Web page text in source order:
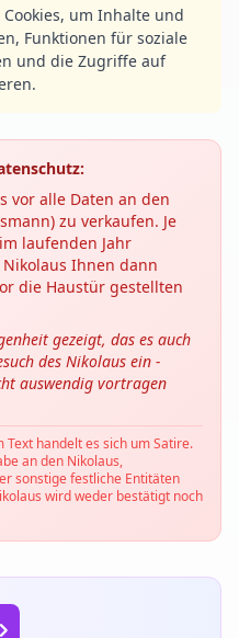
um Inhalte und
Funktionen für soziale
und die Zugriffe auf
vor alle Daten an den
zu verkaufen. Je
laufenden Jahr
Ihnen dann
die Haustür gestellten
gezeigt, das es auch
des Nikolaus ein -
auswendig vortragen
Text handelt es sich um Satire.
an den Nikolaus,
sonstige festliche Entitäten
wird weder bestätigt noch